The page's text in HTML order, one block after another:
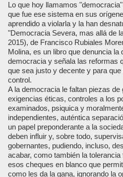
Lo que hoy llamamos
que fue ese sistema en sus
aprendido a violarla y la han
"Democracia Severa, mas allá de
2015), de Francisco Rubiales
Molina, es un libro que denuncia la
democracia y señala las reformas
que sea justo y decente y para
control.
A la democracia le faltan piezas de
exigencias éticas, controles a los
examinados, psiquica y
independientes, auténtica
un papel preponderante a la
deben influir y, sobre todo,
gobernantes, pudiendo, incluso,
acabar, como también la
esos cheques en blanco que
como les da la gana, ignorando la